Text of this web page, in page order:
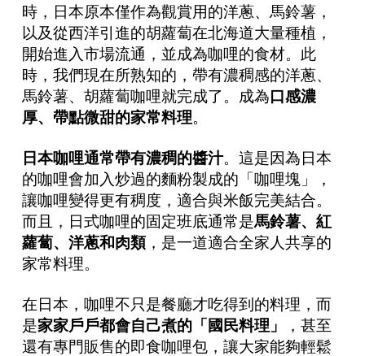
時，日本原本僅作為觀賞用的洋蔥、馬鈴薯，
以及從西洋引進的胡蘿蔔在北海道大量種植，
開始進入市場流通，並成為咖哩的食材。此
時，我們現在所熟知的，帶有濃稠感的洋蔥、
馬鈴薯、胡蘿蔔咖哩就完成了。
成為口感濃
厚、帶點微甜的家常料理。
日本咖哩通常帶有濃稠的醬汁。這是因為日本
的咖哩會加入炒過的麵粉製成的「咖哩塊」，
讓咖哩變得更有稠度，適合與米飯完美結合。
而且，日式咖哩的固定班底通常是馬鈴薯、紅
蘿蔔、洋蔥和肉類，是一道適合全家人共享的
家常料理。
在日本，咖哩不只是餐廳才吃得到的料理，而
是家家戶戶都會自己煮的「國民料理」
，甚至
還有專門販售的即食咖哩包，讓大家能夠輕鬆